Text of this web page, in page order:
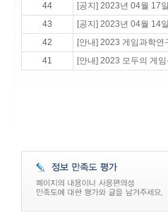
44
[공지] 2023년 04월 17
43
[공지] 2023년 04월 14
42
[안내] 2023 게임과학연
41
[안내] 2023 모두의 게